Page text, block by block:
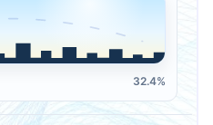
32.4%